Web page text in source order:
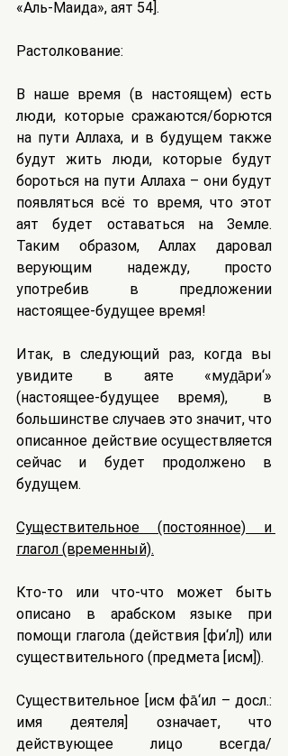
«Аль-Маида», аят 54].
Растолкование:
В наше время (в настоящем) есть
люди, которые сражаются/борются
на пути Аллаха, и в будущем также
будут жить люди, которые будут
бороться на пути Аллаха – они будут
появляться всё то время, что этот
аят будет оставаться на Земле.
Таким образом, Аллах даровал
верующим надежду, просто
употребив в предложении
настоящее-будущее время!
Итак, в следующий раз, когда вы
увидите в аяте «муд̣а̄ри‘»
(настоящее-будущее время),  в
большинстве случаев это значит, что
описанное действие осуществляется
сейчас и будет продолжено в
будущем.
Существительное (постоянное) и
глагол (временный).
Кто-то или что-что может быть
описано в арабском языке при
помощи глагола (действия [фи‘л]) или
существительного (предмета [исм]).
Существительное [исм фа̄‘ил – досл.:
имя деятеля] означает, что
действующее лицо всегда/